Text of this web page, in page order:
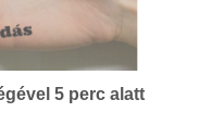
5 perc alatt